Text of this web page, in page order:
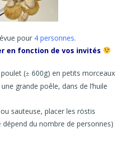
pour 4 personnes.
en fonction de vos invités
(± 600g) en petits morceaux
grande poêle, dans de l’huile
sauteuse, placer les röstis
du nombre de personnes)